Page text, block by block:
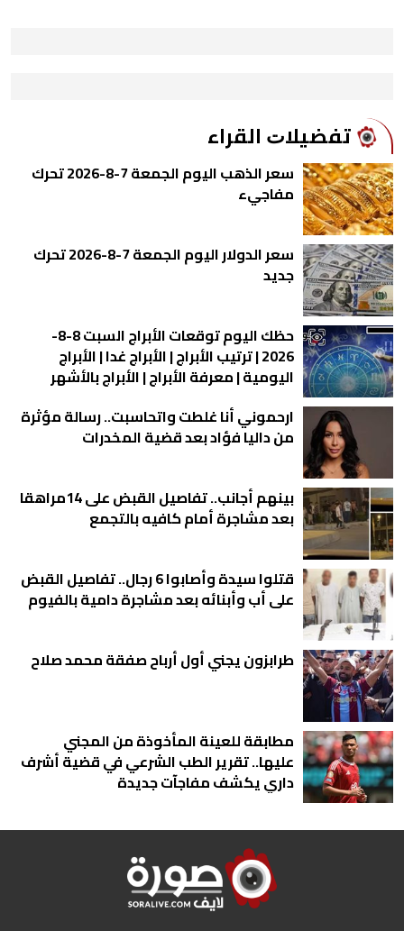
ﺗﻔﻀﻴﻼﺕ اﻟﻘﺮاء
سعر الذهب اليوم الجمعة 7-8-2026 تحرك
مفاجيء
سعر الدولار اليوم الجمعة 7-8-2026 تحرك
جديد
حظك اليوم توقعات الأبراج السبت 8-8-
2026 | ترتيب الأبراج | الأبراج غدا | الأبراج
اليومية | معرفة الأبراج | الأبراج بالأشهر
ارحموني أنا غلطت واتحاسبت.. رسالة مؤثرة
من داليا فؤاد بعد قضية المخدرات
بينهم أجانب.. تفاصيل القبض على 14مراهقا
بعد مشاجرة أمام كافيه بالتجمع
قتلوا سيدة وأصابوا 6 رجال.. تفاصيل القبض
على أب وأبنائه بعد مشاجرة دامية بالفيوم
طرابزون يجني أول أرباح صفقة محمد صلاح
مطابقة للعينة المأخوذة من المجني
عليها.. تقرير الطب الشرعي في قضية أشرف
داري يكشف مفاجآت جديدة